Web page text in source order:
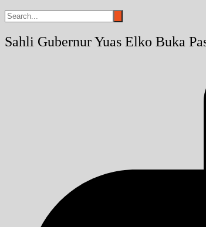
Sahli Gubernur Yuas Elko Buka